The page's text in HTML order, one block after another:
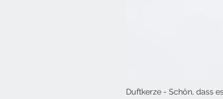
Duftkerze - Schön, dass